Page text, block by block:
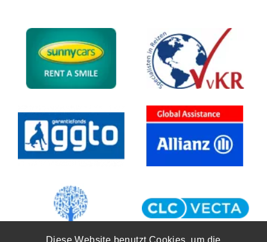
Diese Website benutzt Cookies, um die